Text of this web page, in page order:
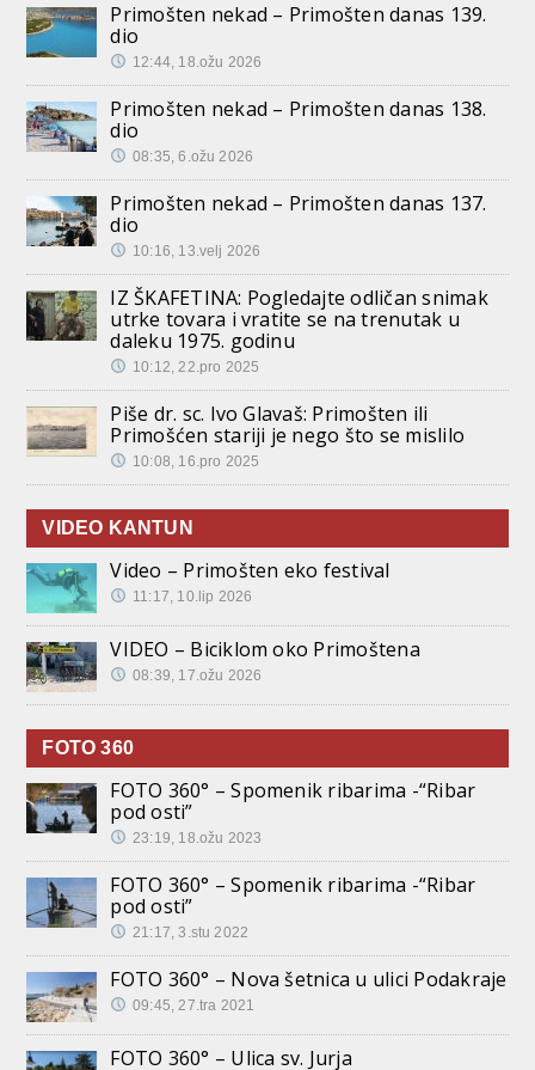
Primošten nekad – Primošten danas 139.
dio
12:44, 18.ožu 2026
Primošten nekad – Primošten danas 138.
dio
08:35, 6.ožu 2026
Primošten nekad – Primošten danas 137.
dio
10:16, 13.velj 2026
IZ ŠKAFETINA: Pogledajte odličan snimak
utrke tovara i vratite se na trenutak u
daleku 1975. godinu
10:12, 22.pro 2025
Piše dr. sc. Ivo Glavaš: Primošten ili
Primošćen stariji je nego što se mislilo
10:08, 16.pro 2025
VIDEO KANTUN
Video – Primošten eko festival
11:17, 10.lip 2026
VIDEO – Biciklom oko Primoštena
08:39, 17.ožu 2026
FOTO 360
FOTO 360° – Spomenik ribarima -“Ribar
pod osti”
23:19, 18.ožu 2023
FOTO 360° – Spomenik ribarima -“Ribar
pod osti”
21:17, 3.stu 2022
FOTO 360° – Nova šetnica u ulici Podakraje
09:45, 27.tra 2021
FOTO 360° – Ulica sv. Jurja